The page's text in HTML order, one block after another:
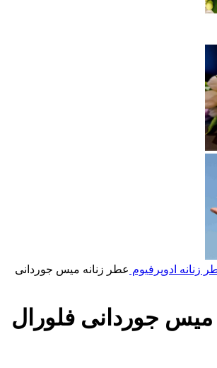
زنانه ادوپرفیوم‌ عطر زنانه میس جوردانی
میس جوردانی فلورال